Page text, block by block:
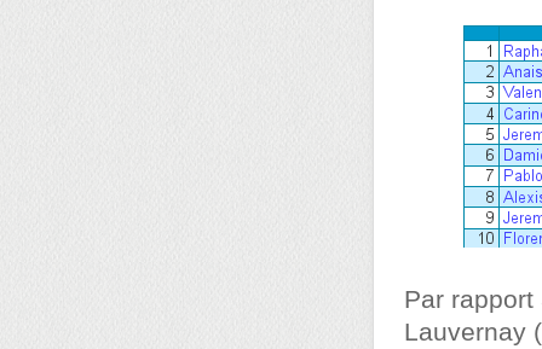
Par rapport
Lauvernay